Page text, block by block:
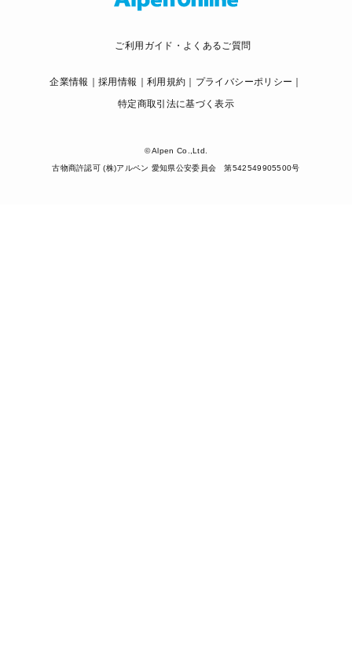
ご利用ガイド・よくあるご質問
企業情報 採用情報 利用規約
プライバシーポリシー
特定商取引法に基づく表示
© Alpen Co.,Ltd.
古物商許認可 (株)アルペン 愛知県公安委員会 第542549905500号